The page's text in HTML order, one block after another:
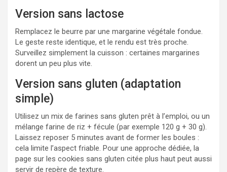
Version sans lactose
Remplacez le beurre par une margarine végétale fondue.
Le geste reste identique, et le rendu est très proche.
Surveillez simplement la cuisson : certaines margarines
dorent un peu plus vite.
Version sans gluten (adaptation
simple)
Utilisez un mix de farines sans gluten prêt à l’emploi, ou un
mélange farine de riz + fécule (par exemple 120 g + 30 g).
Laissez reposer 5 minutes avant de former les boules :
cela limite l’aspect friable. Pour une approche dédiée, la
page sur les cookies sans gluten citée plus haut peut aussi
servir de repère de texture.